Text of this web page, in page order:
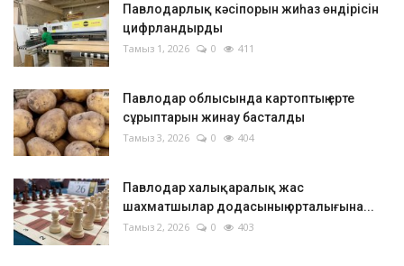
Павлодарлық кәсіпорын жиһаз өндірісін
цифрландырды
Тамыз 1, 2026 0 411
Павлодар облысында картоптың ерте
сұрыптарын жинау басталды
Тамыз 3, 2026 0 404
Павлодар халықаралық жас
шахматшылар додасының орталығына...
Тамыз 2, 2026 0 403